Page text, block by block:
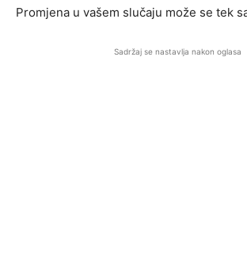
Promjena u vašem slučaju može se tek
Sadržaj se nastavlja nakon oglasa